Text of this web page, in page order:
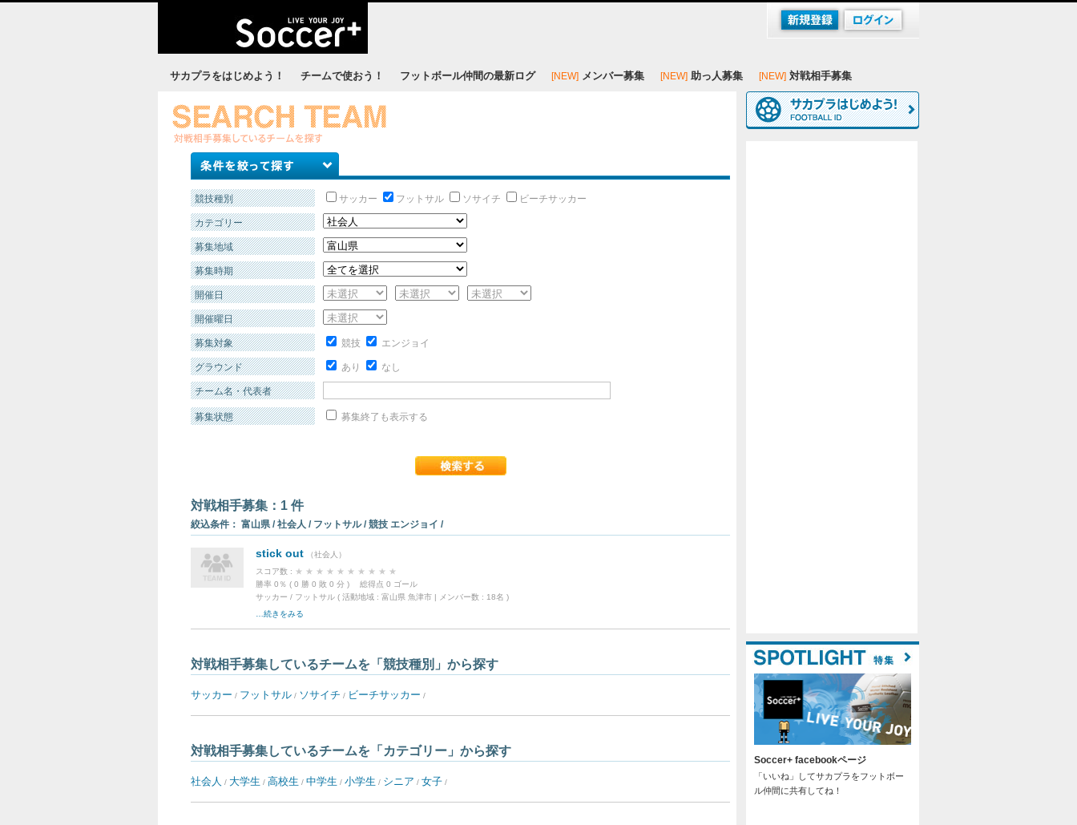
サカプラをはじめよう！ チームで使おう！ フットボール仲間の最新ログ [NEW] メンバー募集 [NEW] 助っ人募集 [NEW] 対戦相手募集
競技種別 サッカー フットサル ソサイチ ビーチサッカー
カテゴリー
募集地域
募集時期
開催日
開催曜日
募集対象 競技 エンジョイ
グラウンド あり なし
チーム名・代表者
募集状態 募集終了も表示する
対戦相手募集：1 件
絞込条件： 富山県 / 社会人 / フットサル / 競技 エンジョイ /
stick out
（社会人）
スコア数 : ★ ★ ★ ★ ★ ★ ★ ★ ★
★
勝率 0％ ( 0 勝 0 敗 0 分 ) 総得点 0 ゴール
サッカー / フットサル ( 活動地域 : 富山県 魚津市 | メンバー数 : 18名 )
…続きをみる
対戦相手募集しているチームを「競技種別」から探す
サッカー / フットサル / ソサイチ / ビーチサッカー /
対戦相手募集しているチームを「カテゴリー」から探す
社会人 / 大学生 / 高校生 / 中学生 / 小学生 / シニア / 女子 /
Soccer+ facebookページ
「いいね」してサカプラをフットボー
ル仲間に共有してね！